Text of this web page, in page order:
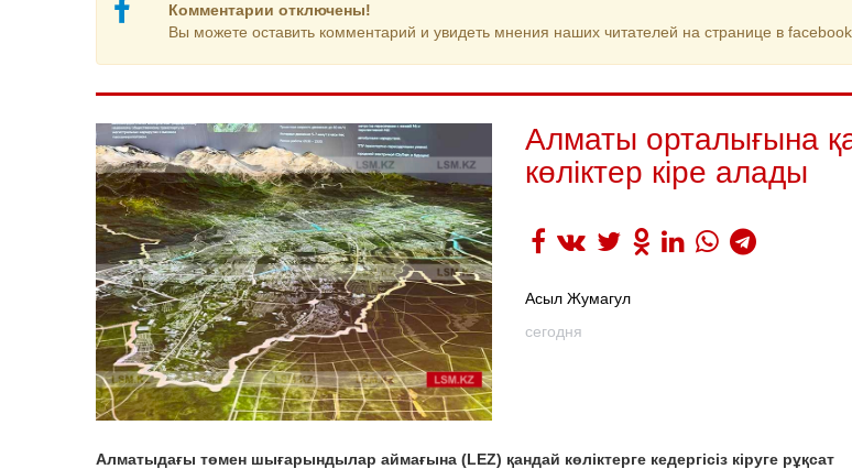
Комментарии отключены!
Вы можете оставить комментарий и увидеть мнения наших читателей на странице в facebook.
Алматы орталығына
көліктер кіре алады
Асыл Жумагул
сегодня
Алматыдағы төмен шығарындылар аймағына (LEZ) қандай көліктерге кедергісіз кіруге рұқсат